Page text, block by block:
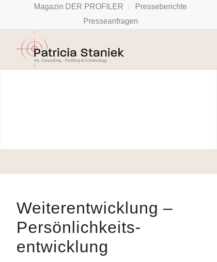
Magazin DER PROFILER
Presseberichte
Presseanfragen
gerichtet.
Weiterentwicklung –
Persönlichkeits­
entwicklung